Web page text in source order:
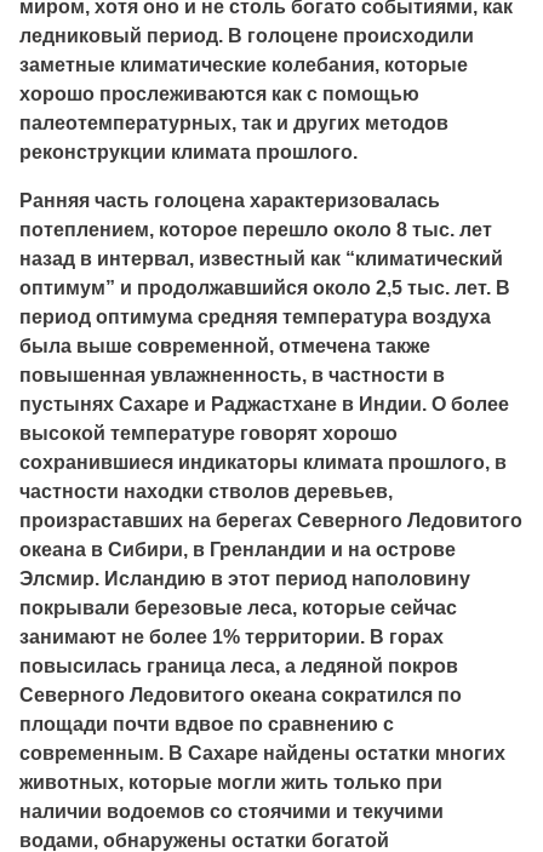
миром, хотя оно и не столь богато событиями, как
ледниковый период. В голоцене происходили
заметные климатические колебания, которые
хорошо прослеживаются как с помощью
палеотемпературных, так и других методов
реконструкции климата прошлого.
Ранняя часть голоцена характеризовалась
потеплением, которое перешло около 8 тыс. лет
назад в интервал, известный как “климатический
оптимум” и продолжавшийся около 2,5 тыс. лет. В
период оптимума средняя температура воздуха
была выше современной, отмечена также
повышенная увлажненность, в частности в
пустынях Сахаре и Раджастхане в Индии. О более
высокой температуре говорят хорошо
сохранившиеся индикаторы климата прошлого, в
частности находки стволов деревьев,
произраставших на берегах Северного Ледовитого
океана в Сибири, в Гренландии и на острове
Элсмир. Исландию в этот период наполовину
покрывали березовые леса, которые сейчас
занимают не более 1% территории. В горах
повысилась граница леса, а ледяной покров
Северного Ледовитого океана сократился по
площади почти вдвое по сравнению с
современным. В Сахаре найдены остатки многих
животных, которые могли жить только при
наличии водоемов со стоячими и текучими
водами, обнаружены остатки богатой